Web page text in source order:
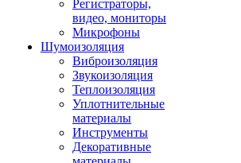
Регистраторы,
видео, мониторы
Микрофоны
Шумоизоляция
Виброизоляция
Звукоизоляция
Теплоизоляция
Уплотнительные
материалы
Инструменты
Декоративные